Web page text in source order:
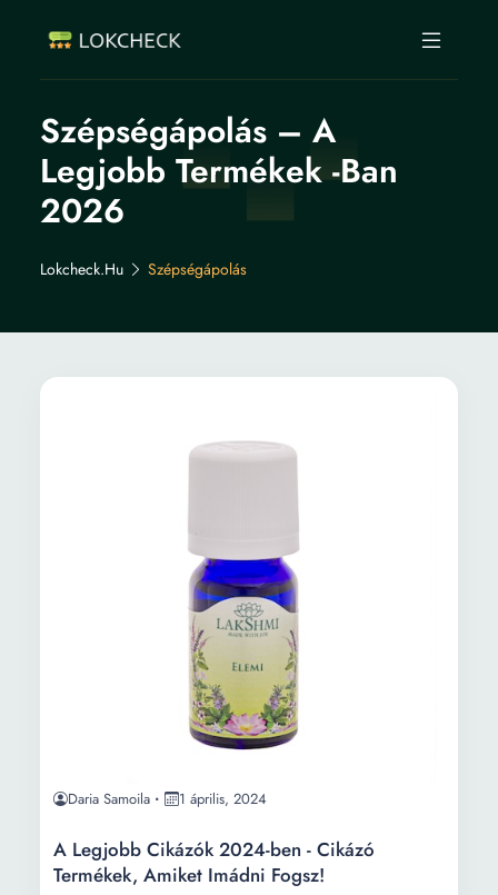
Szépségápolás – A
Legjobb Termékek -ban
2026
Lokcheck.hu Szépségápolás
Daria Samoila 1 április, 2024
A Legjobb Cikázók 2024-ben - Cikázó
Termékek, Amiket Imádni Fogsz!